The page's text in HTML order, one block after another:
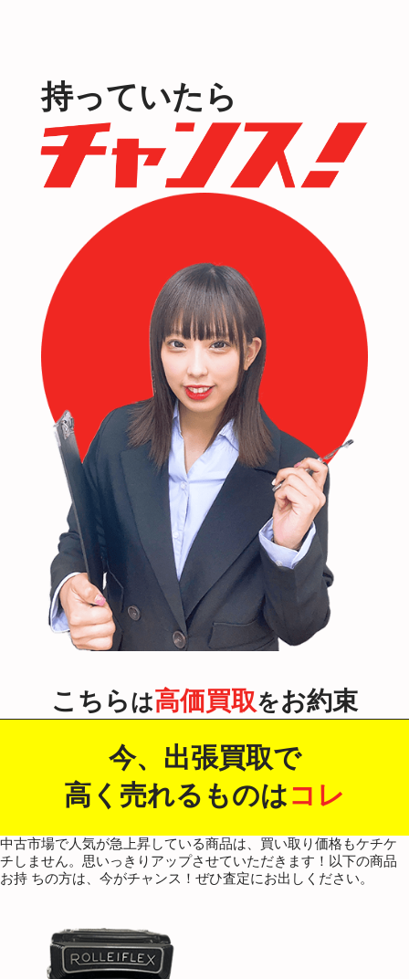
こちらは高価買取をお約束
持っていたら
今、出張買取で
高く売れるものはコレ
中古市場で人気が急上昇している商品は、買い取り価格もケチケ
チしません。思いっきりアップさせていただきます！以下の商品
お持 ちの方は、今がチャンス！ぜひ査定にお出しください。